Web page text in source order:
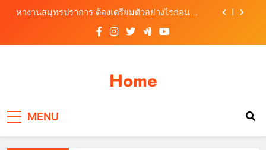
หางานสมุทรปราการ ต้องเตรียมตัวอย่างไรก่อน
หางาน อย่างไรให้โดนใจผู้สมัครงาน
หางาน ที่เหมาะสมกับความต้องการของตนเอง
หางานสมุทรปราการ ต้องเตรียมตัวอย่างไรก่อน
สมัครงาน
หางาน อย่างไรให้โดนใจผู้สมัครงาน
Home
MENU
เทคนิคการเขียนใบงานที่น่าจะเป็นประโยชน์มาก
ที่สุด